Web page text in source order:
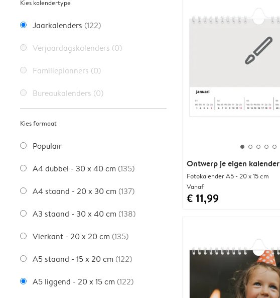
Kies kalendertype
Jaarkalenders (122)
Verjaardagskalenders (0)
Familieplanners (0)
Bureaukalenders (0)
Kies formaat
Populair
A4 dubbel - 30 x 40 cm (135)
A4 staand - 20 x 30 cm (137)
A3 staand - 30 x 40 cm (138)
Vierkant - 20 x 20 cm (135)
A5 staand - 15 x 20 cm (122)
A5 liggend - 20 x 15 cm (122)
Ontwerp je eigen kalender
Fotokalender A5 - 20 x 15 cm
Vanaf
€ 11,99